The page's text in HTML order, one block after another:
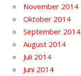
November 2014
Oktober 2014
September 2014
August 2014
Juli 2014
Juni 2014